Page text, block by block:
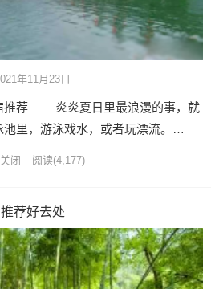
年11月23日
推荐 炎炎夏日里最浪漫的事，就
池里，游泳戏水，或者玩漂流。…
闭 阅读(4,177)
荐好去处